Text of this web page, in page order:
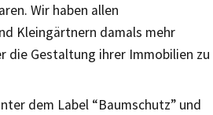
Wir haben allen
Kleingärtnern damals mehr
die Gestaltung ihrer Immobilien zu
dem Label “Baumschutz” und